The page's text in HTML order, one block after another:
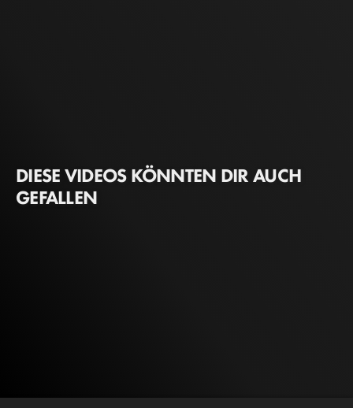
DIESE VIDEOS KÖNNTEN DIR AUCH
GEFALLEN